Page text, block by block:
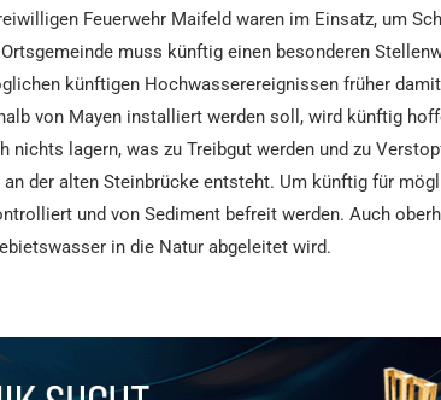
Feuerwehr Maifeld waren im Einsatz, um
muss künftig einen besonderen
künftigen Hochwasserereignissen früher
von Mayen installiert werden soll, wird künftig
lagern, was zu Treibgut werden und zu
der alten Steinbrücke entsteht. Um künftig für
und von Sediment befreit werden. Auch
in die Natur abgeleitet wird.